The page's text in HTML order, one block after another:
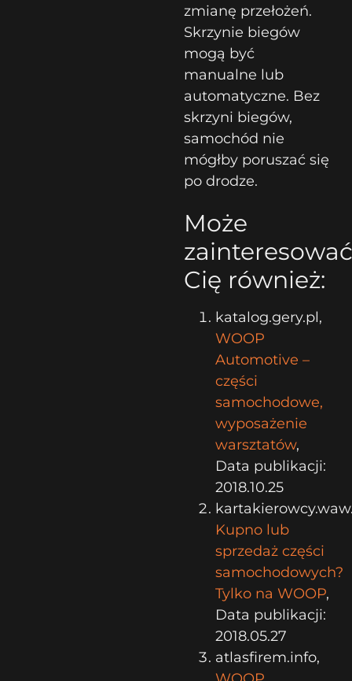
zmianę przełożeń.
Skrzynie biegów
mogą być
manualne lub
automatyczne. Bez
skrzyni biegów,
samochód nie
mógłby poruszać się
po drodze.
Może
zainteresować
Cię również:
katalog.gery.pl,
WOOP
Automotive –
części
samochodowe,
wyposażenie
warsztatów,
Data publikacji:
2018.10.25
Kupno lub
sprzedaż części
samochodowych?
Tylko na WOOP,
Data publikacji:
2018.05.27
atlasfirem.info,